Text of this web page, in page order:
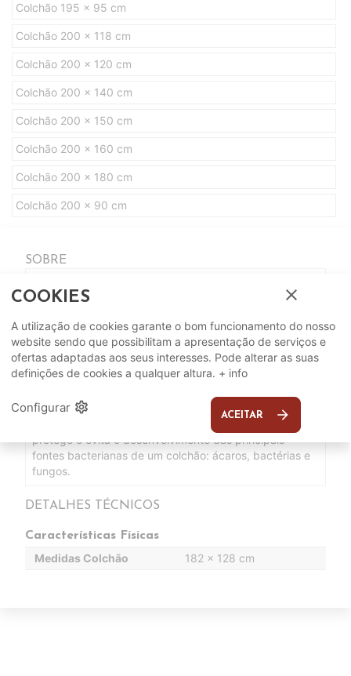
Colchão 195 x 95 cm
Colchão 200 x 118 cm
Colchão 200 x 120 cm
Colchão 200 x 140 cm
Colchão 200 x 150 cm
Colchão 200 x 160 cm
Colchão 200 x 180 cm
Colchão 200 x 90 cm
SOBRE
morfologia de cada pessoa e favorece a independência
O seu acolchoado Top Comfort é uma combinação de
duas camadas de HR Supersoft e uma de fibra de
poliéster que produz um contacto suave e progressivo
para um descanso de maior qualidade.
de alta densidade com componentes de origem natural.
protege e evita o desenvolvimento das principais
fontes bacterianas de um colchão: ácaros, bactérias e
fungos.
DETALHES TÉCNICOS
Características Físicas
Medidas Colchão 182 x 128 cm
COOKIES close
A utilização de cookies garante o bom funcionamento do nosso
website sendo que possibilitam a apresentação de serviços e
ofertas adaptadas aos seus interesses. Pode alterar as suas
definições de cookies a qualquer altura. + info
Configurar settings ACEITAR arrow_forward